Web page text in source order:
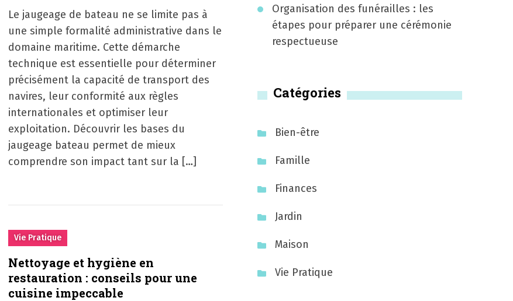
Le jaugeage de bateau ne se limite pas à
une simple formalité administrative dans le
domaine maritime. Cette démarche
technique est essentielle pour déterminer
précisément la capacité de transport des
navires, leur conformité aux règles
internationales et optimiser leur
exploitation. Découvrir les bases du
jaugeage bateau permet de mieux
comprendre son impact tant sur la […]
Vie Pratique
Nettoyage et hygiène en
restauration : conseils pour une
cuisine impeccable
Organisation des funérailles : les
étapes pour préparer une cérémonie
respectueuse
Catégories
Bien-être
Famille
Finances
Jardin
Maison
Vie Pratique